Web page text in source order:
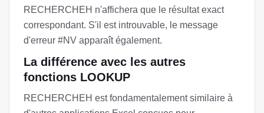
RECHERCHEH n'affichera que le résultat exact
correspondant. S'il est introuvable, le message
d'erreur #NV apparaît également.
La différence avec les autres
fonctions LOOKUP
RECHERCHEH est fondamentalement similaire à